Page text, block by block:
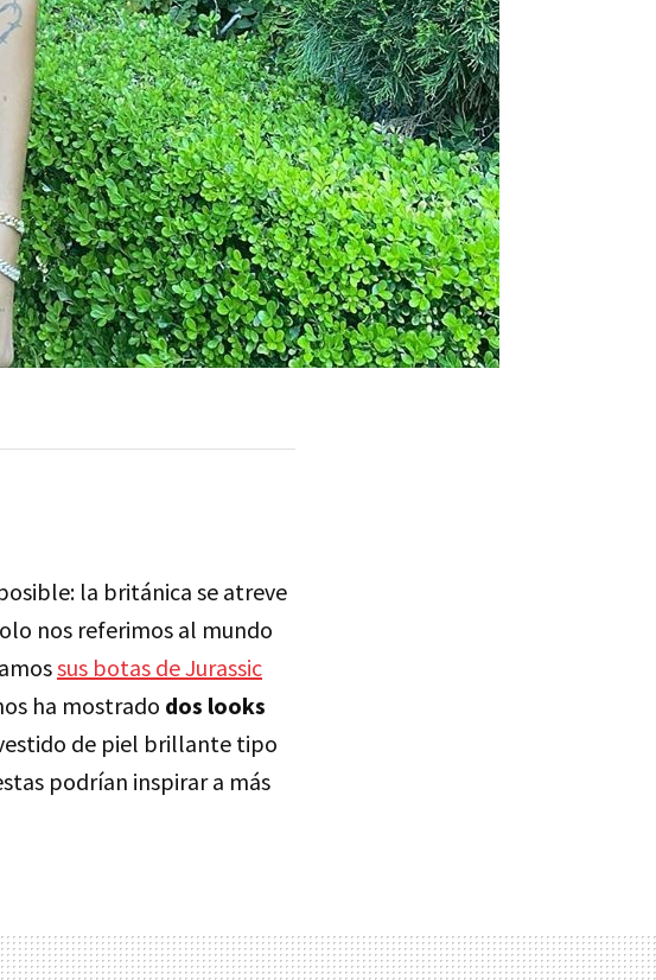
la británica se atreve
nos referimos al mundo
sus botas de Jurassic
ha mostrado dos looks
de piel brillante tipo
podrían inspirar a más